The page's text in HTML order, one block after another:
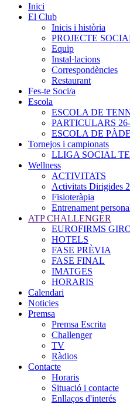
Inici
El Club
Inicis i història
PROJECTE
Equip
Instal·lacions
Correspondències
Restaurant
Fes-te Soci/a
Escola
ESCOLA DE
PARTICULARS
ESCOLA DE
Tornejos i campionats
LLIGA SOCIAL
Wellness
ACTIVITATS
Activitats Dirigides
Fisioteràpia
Entrenament
ATP CHALLENGER
EUROFIRMS
HOTELS
FASE PRÈVIA
FASE FINAL
IMATGES
HORARIS
Calendari
Noticies
Premsa
Premsa Escrita
Challenger
TV
Ràdios
Contacte
Horaris
Situació i contacte
Enllaços d'interés